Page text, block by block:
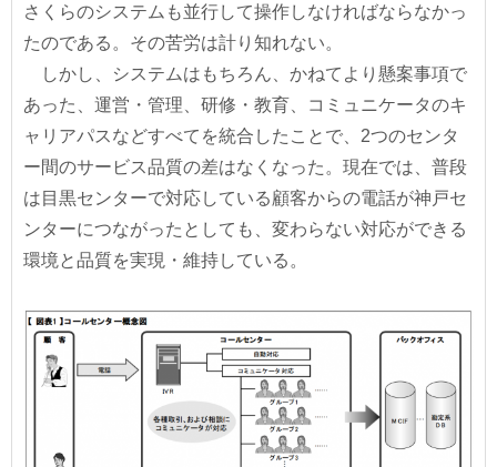
さくらのシステムも並行して操作しなければならなかっ
たのである。その苦労は計り知れない。
しかし、システムはもちろん、かねてより懸案事項で
あった、運営・管理、研修・教育、コミュニケータのキ
ャリアパスなどすべてを統合したことで、2つのセンタ
ー間のサービス品質の差はなくなった。現在では、普段
は目黒センターで対応している顧客からの電話が神戸セ
ンターにつながったとしても、変わらない対応ができる
環境と品質を実現・維持している。